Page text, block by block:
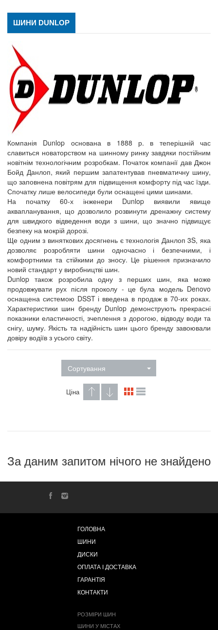
ШИНИ DUNLOP
Компанія Dunlop основана в 1888 р. в теперішній час
славиться новаторством на шинному ринку завдяки постійним
новітнім технологічним розробкам. Початок компанії дав Джон
Бойд Данлоп, який першим запатентував пневматичну шину,
що заповнена повітрям для підвищення комфорту під час їзди.
Спочатку лише велосипеди були оснащені цими шинами.
На початку 60-х інженери Dunlop виявили явище
аквапланування, що дозволило розвинути дренажну систему
для швидкого відведення води з шини, що значно підвищує
безпеку на мокрій дорозі.
Ще одним з виняткових досягнень є технологія Данлоп 3S, яка
дозволяє розробляти шини одночасно і безпечними, і
комфортними та стійкими до зносу. Це рішення призначило
новий стандарт у виробництві шин.
Dunlop також розробила одну з перших шин, яка може
продовжувати рух після проколу - це була модель Denovo
оснащена системою DSST і введена в продаж в 70-их роках.
Характеристики шин бренду Dunlop демонструють прекрасні
показники еластичності, зчеплення з дорогою, відводу води та
снігу, шуму. Якість та надійність шин цього бренду завоювали
довіру водіїв з усього світу.
Сортування
Ціна
За даним запитом нічого не знайдено
ГОЛОВНА
ШИНИ
ДИСКИ
ОПЛАТА І ДОСТАВКА
ГАРАНТІЯ
КОНТАКТИ
РОЗМІРИ ШИН
ШИНИ У МІСТАХ